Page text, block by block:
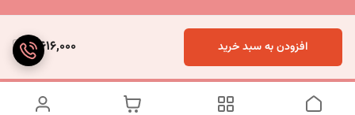
8,616,000 افزودن به سبد خرید